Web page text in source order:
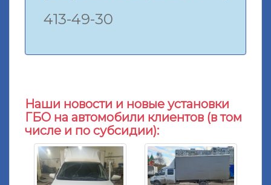
413-49-30
Наши новости и новые установки
ГБО на автомобили клиентов (в том
числе и по субсидии):